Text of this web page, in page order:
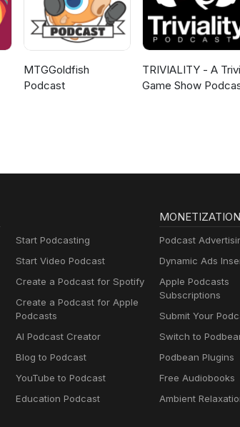
MTGGoldfish
Podcast
TRIVIALITY - A
Game Show
Start Podcasting
Start Video Podcast
Create a Podcast for Spotify
Create a Podcast for Apple
Podcasts
AI Podcast Creator
Blog to Podcast
YouTube to Podcast
Education Podcast
Podcast
Dynamic Ads
Apple Podcasts
Subscriptions
Submit Your
Switch to
Podbean Plugins
Free Audiobooks
Ambient